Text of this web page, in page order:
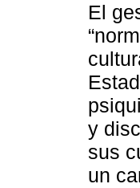
El
y
sus
un